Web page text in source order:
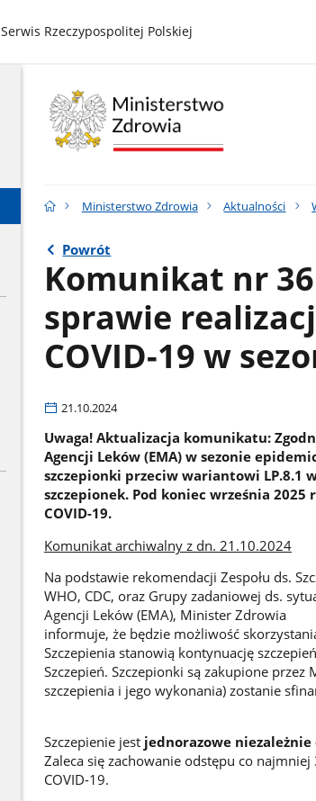
gov.pl
Serwis Rzeczypospolitej Polskiej
Ministerstwo Zdrowia Aktualności
Powrót
Komunikat nr
sprawie
COVID-19 w
21.10.2024
Uwaga! Aktualizacja komunikatu:
Agencji Leków (EMA) w sezonie
szczepionki przeciw wariantowi LP.8.1
szczepionek. Pod koniec września
COVID-19.
Komunikat archiwalny z dn. 21.10.2024
Na podstawie rekomendacji Zespołu ds.
WHO, CDC, oraz Grupy zadaniowej ds.
Agencji Leków (EMA), Minister Zdrowia
informuje, że będzie możliwość
Szczepienia stanowią kontynuację
Szczepień. Szczepionki są zakupione
szczepienia i jego wykonania) zostanie
Szczepienie jest jednorazowe
Zaleca się zachowanie odstępu co
COVID-19.